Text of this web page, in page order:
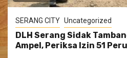
SERANG CITY Uncategorized
DLH Serang Sidak
Ampel, Periksa Izin 51